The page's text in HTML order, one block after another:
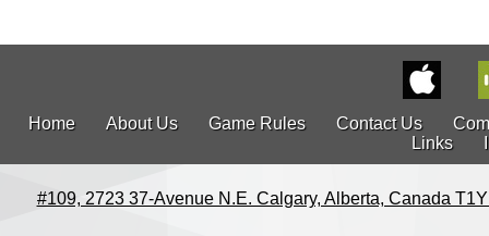
Home About Us Game Rules Contact Us
Links
#109, 2723 37-Avenue N.E. Calgary, Alberta, Canada